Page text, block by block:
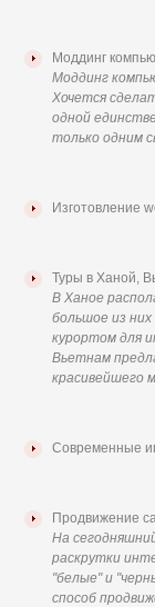
Моддинг
Моддинг
Хочется
одной
только одним
Изготовление
Туры в Ханой,
В Ханое
большое из
курортом для
Вьетнам
красивейшего
Современные
Продвижение
На
раскрутки
"белые" и
способ